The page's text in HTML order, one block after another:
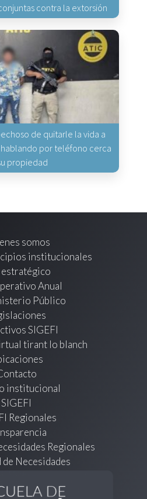
contra la extorsión
de quitarle la vida a
por teléfono cerca
propiedad
somos
institucionales
estratégico
Anual
Público
SIGEFI
tirant lo blanch
institucional
SIGEFI
Regionales
Regionales
Necesidades